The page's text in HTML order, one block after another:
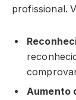
profissional.
Aumento